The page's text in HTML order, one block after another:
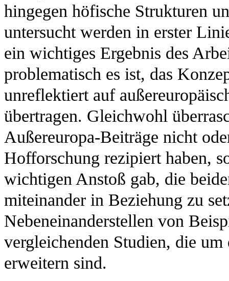
hingegen höfische Strukturen
untersucht werden in erster
ein wichtiges Ergebnis des
problematisch es ist, das
unreflektiert auf
übertragen. Gleichwohl
Außereuropa-Beiträge nicht
Hofforschung rezipiert haben,
wichtigen Anstoß gab, die
miteinander in Beziehung zu
Nebeneinanderstellen von
vergleichenden Studien, die
erweitern sind.